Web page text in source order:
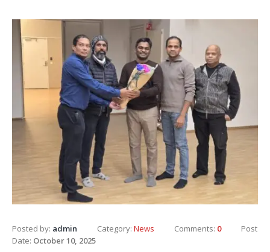
Posted by: admin Category: News Comments: 0
Post
Date: October 10, 2025